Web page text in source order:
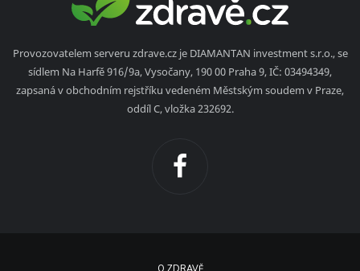
Provozovatelem serveru zdrave.cz je DIAMANTAN investment s.r.o., se
sídlem Na Harfě 916/9a, Vysočany, 190 00 Praha 9, IČ: 03494349,
zapsaná v obchodním rejstříku vedeném Městským soudem v Praze,
oddíl C, vložka 232692.